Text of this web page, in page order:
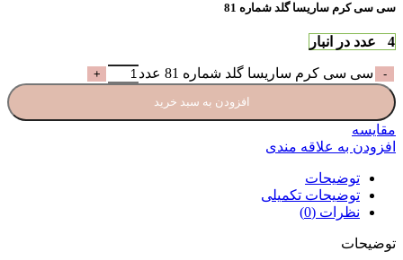
سی سی کرم ساریسا گلد شماره 81
4 عدد در انبار
سی سی کرم ساریسا گلد شماره 81 عدد
افزودن به سبد خرید
مقایسه
افزودن به علاقه مندی
توضیحات
توضیحات تکمیلی
نظرات (0)
توضیحات